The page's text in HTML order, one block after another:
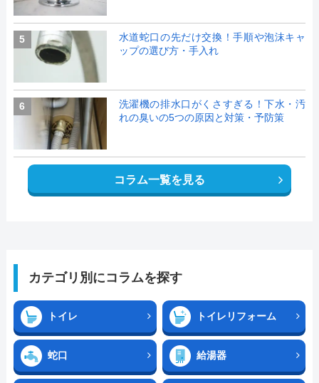
5
水道蛇口の先だけ交換！手順や泡沫キャ
ップの選び方・手入れ
6
洗濯機の排水口がくさすぎる！下水・汚
れの臭いの5つの原因と対策・予防策
コラム一覧を見る
カテゴリ別にコラムを探す
トイレ トイレリフォーム
蛇口 給湯器